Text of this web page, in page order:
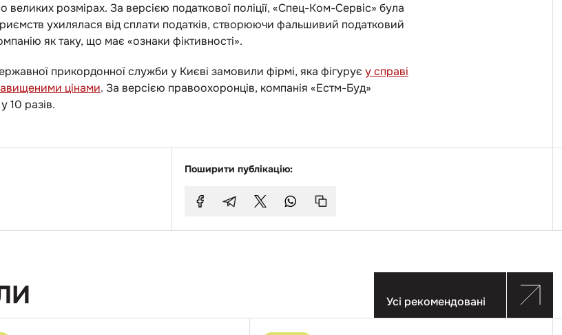
великих розмірах. За версією податкової поліції, «Спец-Ком-Сервіс» була
ухилялася від сплати податків, створюючи фальшивий податковий
як таку, що має «ознаки фіктивності».
прикордонної служби у Києві замовили фірмі, яка фігурує у справі
цінами. За версією правоохоронців, компанія «Естм-Буд»
10 разів.
Поширити публікацію:
Усі рекомендовані
Перейти